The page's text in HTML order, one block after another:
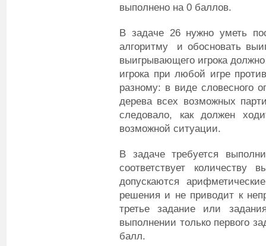
выполнено на 0 баллов.
В задаче 26 нужно уметь
алгоритму и обосновать
выигрывающего игрока
игрока при любой игре
разному: в виде словесного
дерева всех возможных
следовало, как должен
возможной ситуации.
В задаче требуется
соответствует
допускаются
решения и не приводит к
третье задание или
выполнении только первого
балл.